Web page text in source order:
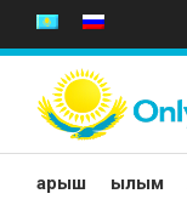
Ғарыш Ғылым